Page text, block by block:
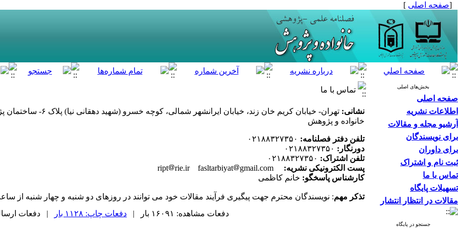
[صفحه اصلی ]
بخش‌های اصلی
صفحه اصلی
اطلاعات نشریه
آرشیو مجله و مقالات
برای نویسندگان
برای داوران
ثبت نام و اشتراک
تماس با ما
تسهیلات پایگاه
مقالات در انتظار انتشار
جستجو در پایگاه
تماس با ما
نشانی:
تهران- خیابان کریم خان
خانواده و پژوهش
تلفن دفتر فصلنامه:
دورنگار:
تلفن اشتراک:
پست الکترونیکی نشریه:
rie.ir fasltarbiyat
gmail.com
کارشناس پاسخگو: خانم کاظمی
تذکر مهم: نویسندگان محترم جهت پیگیری فرآیند مقالات خود می توانند در روزهای دو شنبه و چهار شنبه از ساعت ۱۰-۱۴ با شماره تلفن ذکر شده تماس
دفعات مشاهده: ۱۶۰۹۱ بار |
دفعات چاپ: ۱۱۲۸ بار | دفعات ارسال